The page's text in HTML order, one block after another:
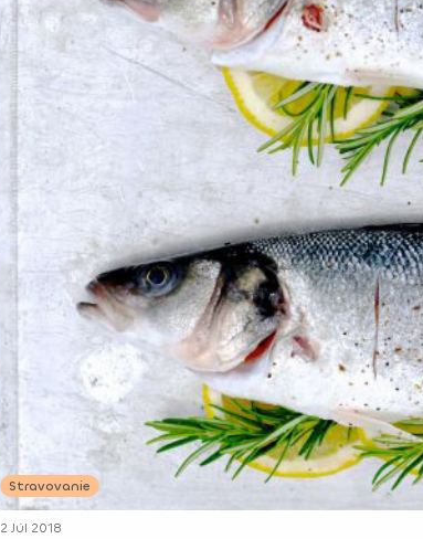
Stravovanie
2 Júl 2018